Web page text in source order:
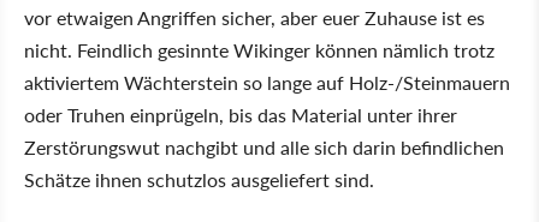
vor etwaigen Angriffen sicher, aber euer Zuhause ist es
nicht. Feindlich gesinnte Wikinger können nämlich trotz
aktiviertem Wächterstein so lange auf Holz-/Steinmauern
oder Truhen einprügeln, bis das Material unter ihrer
Zerstörungswut nachgibt und alle sich darin befindlichen
Schätze ihnen schutzlos ausgeliefert sind.